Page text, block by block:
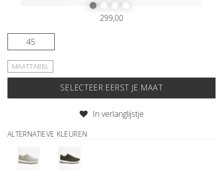
299,00
45
MAATTABEL
IN JE WINKELMAND
SELECTEER EERST JE MAAT
In verlanglijstje
ALTERNATIEVE KLEUREN